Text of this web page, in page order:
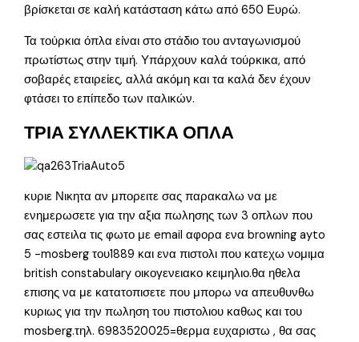
βρίσκεται σε καλή κατάσταση κάτω από 650 Ευρώ.
Τα τούρκια όπλα είναι στο στάδιο του ανταγωνισμού
πρωτίστως στην τιμή. Υπάρχουν καλά τούρκικα, από
σοβαρές εταιρείες, αλλά ακόμη και τα καλά δεν έχουν
φτάσει το επίπεδο των ιταλικών.
ΤΡΙΑ ΣΥΛΛΕΚΤΙΚΑ ΟΠΛΑ
κυριε Νικητα αν μπορειτε σας παρακαλω να με
ενημερωσετε για την αξια πωλησης των 3 οπλων που
σας εστειλα τις φωτο με email αφορα ενα browning ayto
5 -mosberg του1889 και ενα πιστολι που κατεχω νομιμα
british constabulary οικογενειακο κειμηλιο.θα ηθελα
επισης να με κατατοπισετε που μπορω να απευθυνθω
κυριως για την πωληση του πιστολιου καθως και του
mosberg.τηλ. 6983520025=θερμα ευχαριστω , θα σας